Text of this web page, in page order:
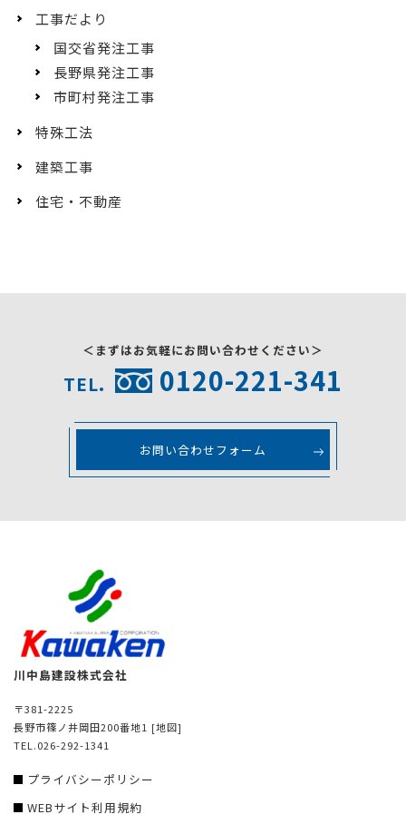
工事だより
国交省発注工事
長野県発注工事
市町村発注工事
特殊工法
建築工事
住宅・不動産
＜まずはお気軽にお問い合わせください＞
TEL. 0120-221-341
お問い合わせフォーム
川中島建設株式会社
〒381-2225
長野市篠ノ井岡田200番地1 [地図]
TEL.026-292-1341
プライバシーポリシー
WEBサイト利用規約